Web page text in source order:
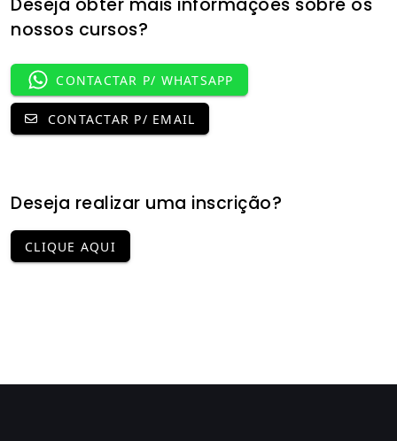
Deseja obter mais informações sobre os
nossos cursos?
CONTACTAR P/ WHATSAPP
CONTACTAR P/ EMAIL
Deseja realizar uma inscrição?
CLIQUE AQUI